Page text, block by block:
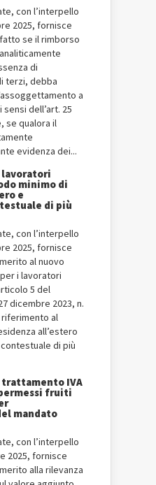
con l’interpello
2025, fornisce
se il rimborso
di
terzi, debba
a
dell’art. 25
se qualora il
evidenza dei...
lavoratori
minimo di
e
di più
con l’interpello
2025, fornisce
al nuovo
i lavoratori
5 del
dicembre 2023, n.
al
all’estero
di più
IVA
fruiti
mandato
con l’interpello
2025, fornisce
alla rilevanza